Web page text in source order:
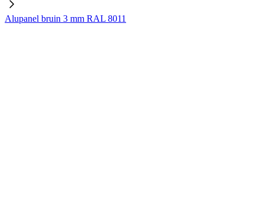
Alupanel bruin 3 mm RAL 8011